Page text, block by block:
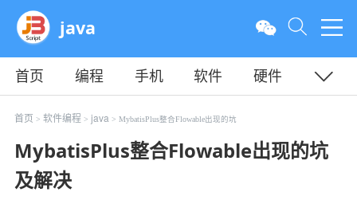
java
首页 编程 手机 软件
硬件
教程
平面 服务器
首页 > 软件编程 > java> MybatisPlus整合Flowable出现的坑
MybatisPlus整合Flowable出现的坑
及解决